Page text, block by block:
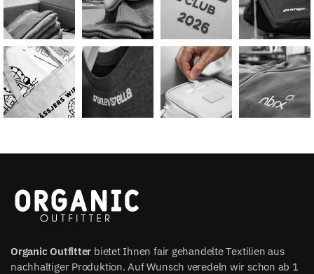
Organic Outfitter bietet Ihnen fair gehandelte Textilien aus
nachhaltiger Produktion. Auf Wunsch veredeln wir schon ab 1